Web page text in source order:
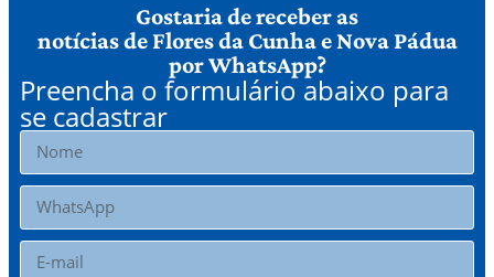
Gostaria de receber as
notícias de Flores da Cunha e Nova Pádua
por WhatsApp?
Preencha o formulário abaixo para
se cadastrar